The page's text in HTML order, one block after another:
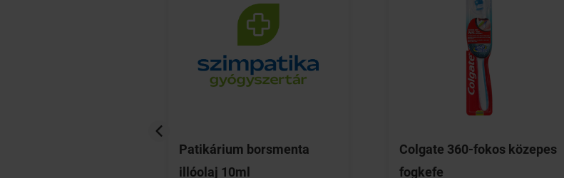
Patikárium borsmenta
illóolaj 10ml
Colgate 360-fokos közepes
fogkefe